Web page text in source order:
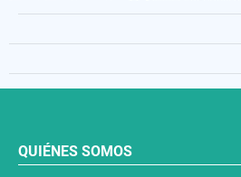
QUIÉNES SOMOS